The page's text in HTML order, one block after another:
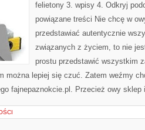
felietony 3. wpisy 4. Odkryj
powiązane treści Nie chcę w
przedstawiać autentycznie
związanych z życiem, to nie
prostu przedstawić wszystkim
można lepiej się czuć. Zatem weźmy
fajnepaznokcie.pl. Przecież owy